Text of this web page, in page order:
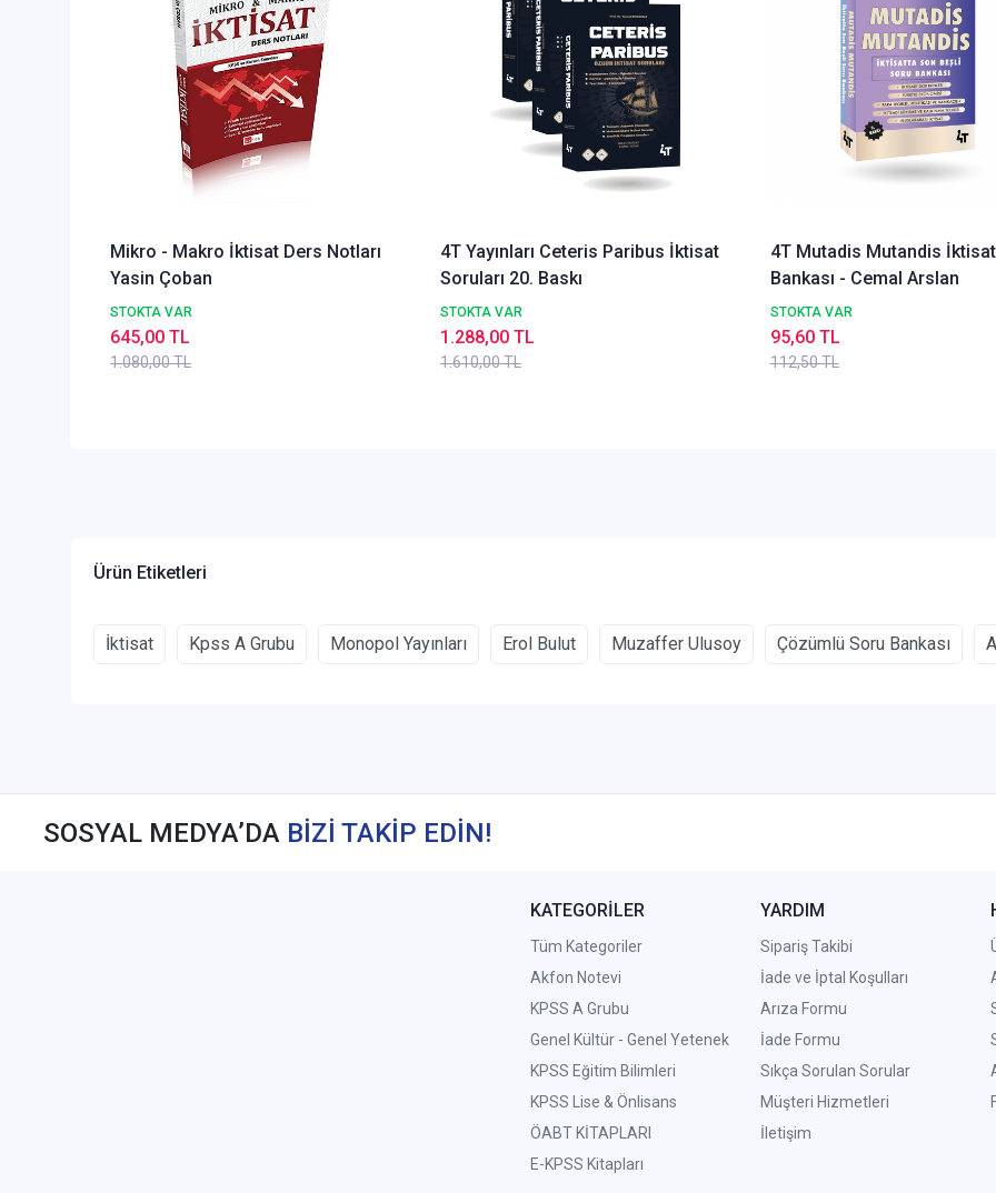
Mikro - Makro İktisat Ders Notları
Yasin Çoban
STOKTA VAR
1.080,00 TL
645,00 TL
4T Yayınları Ceteris Paribus İktisat
Soruları 20. Baskı
STOKTA VAR
1.610,00 TL
1.288,00 TL
4T Mutadis Mutandis
Bankası - Cemal Arslan
STOKTA VAR
112,50 TL
95,60 TL
Ürün Etiketleri
İktisat Kpss A Grubu Monopol Yayınları Erol Bulut Muzaffer Ulusoy Çözümlü Soru Bankası
SOSYAL MEDYA’DA BİZİ TAKİP EDİN!
KATEGORİLER
Tüm Kategoriler
Akfon Notevi
KPSS A Grubu
Genel Kültür - Genel Yetenek
KPSS Eğitim Bilimleri
KPSS Lise & Önlisans
ÖABT KİTAPLARI
E-KPSS Kitapları
YARDIM
Sipariş Takibi
İade ve İptal Koşulları
Arıza Formu
İade Formu
Sıkça Sorulan Sorular
Müşteri Hizmetleri
İletişim